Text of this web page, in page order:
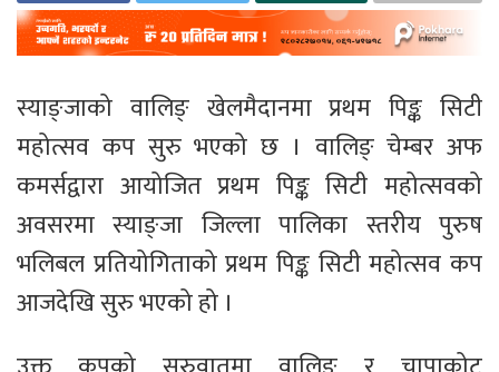
स्याङ्जाको वालिङ् खेलमैदानमा प्रथम पिङ्क सिटी
महोत्सव कप सुरु भएको छ । वालिङ् चेम्बर अफ
कमर्सद्वारा आयोजित प्रथम पिङ्क सिटी महोत्सवको
अवसरमा स्याङ्जा जिल्ला पालिका स्तरीय पुरुष
भलिबल प्रतियोगिताको प्रथम पिङ्क सिटी महोत्सव कप
आजदेखि सुरु भएको हो ।